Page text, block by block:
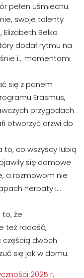
pełen uśmiechu.
swoje talenty
Belko
dodał rytmu na
i… momentami
się z panem
Erasmus,
przygodach
otworzyć drzwi do
to, co wszyscy lubią
się domowe
a rozmowom nie
herbaty i…
to, że
też radość,
dwóch
się jak w domu.
2025 r.